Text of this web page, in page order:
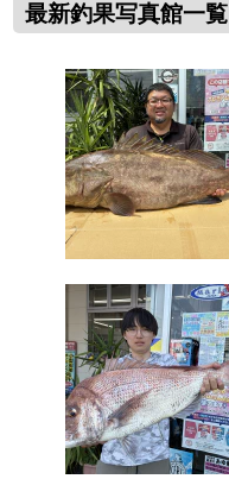
最新釣果写真館一覧